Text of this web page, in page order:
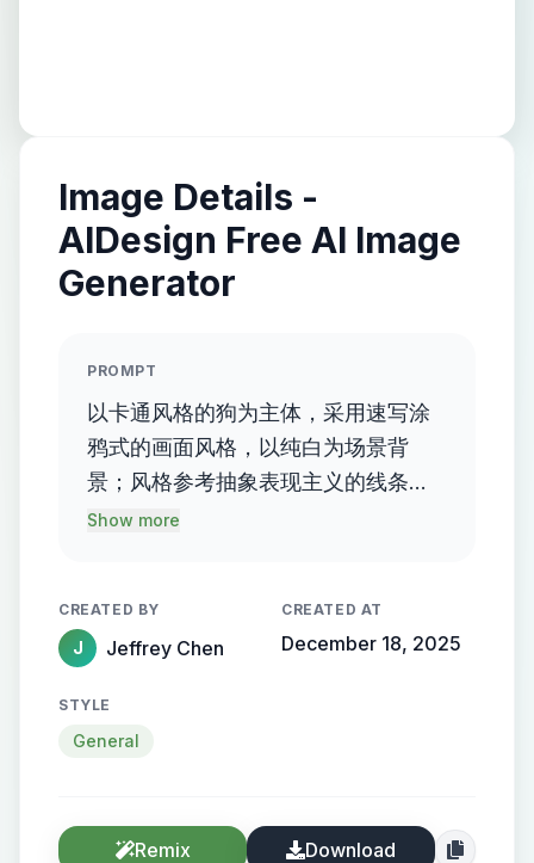
Image Details -
AIDesign Free AI Image
Generator
PROMPT
以卡通风格的狗为主体，采用速写涂
鸦式的画面风格，以纯白为场景背
景；风格参考抽象表现主义的线条感
与卡通插画的趣味性结合，色调上以
等部位；构图视角为平视的半身特
写，画面排版简洁留白，构图形式采
满活力的视觉效果。
Show more
CREATED BY
J Jeffrey Chen
CREATED AT
December 18, 2025
STYLE
General
Remix Download